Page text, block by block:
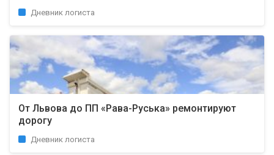
Дневник логиста
От Львова до ПП «Рава-Руська» ремонтируют
дорогу
Дневник логиста